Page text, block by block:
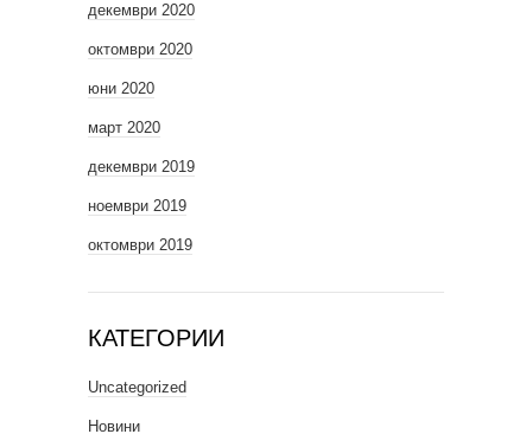
декември 2020
октомври 2020
юни 2020
март 2020
декември 2019
ноември 2019
октомври 2019
КАТЕГОРИИ
Uncategorized
Новини